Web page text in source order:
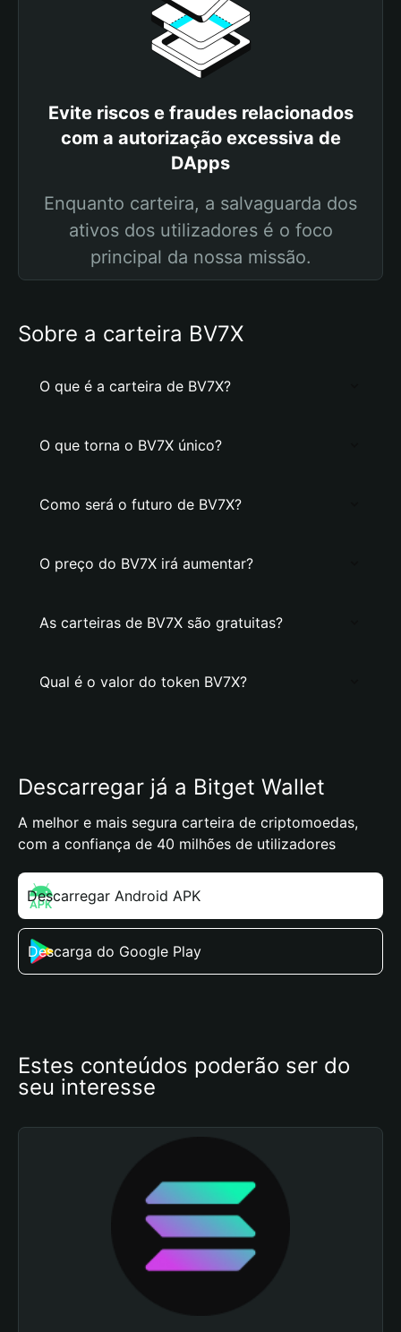
Evite riscos e fraudes relacionados
com a autorização excessiva de
DApps
Enquanto carteira, a salvaguarda dos
ativos dos utilizadores é o foco
principal da nossa missão.
Sobre a carteira BV7X
O que é a carteira de BV7X?
O que torna o BV7X único?
Como será o futuro de BV7X?
O preço do BV7X irá aumentar?
As carteiras de BV7X são gratuitas?
Qual é o valor do token BV7X?
Descarregar já a Bitget Wallet
A melhor e mais segura carteira de criptomoedas,
com a confiança de 40 milhões de utilizadores
Descarregar Android APK
Descarga do Google Play
Estes conteúdos poderão ser do
seu interesse